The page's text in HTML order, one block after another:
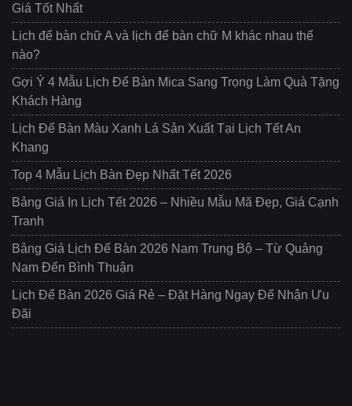
Giá Tốt Nhất
Lịch để bàn chữ A và lịch để bàn chữ M khác nhau thế
nào?
Gợi Ý 4 Mẫu Lịch Để Bàn Mica Sang Trọng Làm Quà Tặng
Khách Hàng
Lịch Để Bàn Màu Xanh Lá Sản Xuất Tại Lịch Tết An
Khang
Top 4 Mẫu Lịch Bàn Đẹp Nhất Tết 2026
Bảng Giá In Lịch Tết 2026 – Nhiều Mẫu Mã Đẹp, Giá Cạnh
Tranh
Bảng Giá Lịch Để Bàn 2026 Nam Trung Bộ – Từ Quảng
Nam Đến Bình Thuận
Lịch Để Bàn 2026 Giá Rẻ – Đặt Hàng Ngay Để Nhận Ưu
Đãi